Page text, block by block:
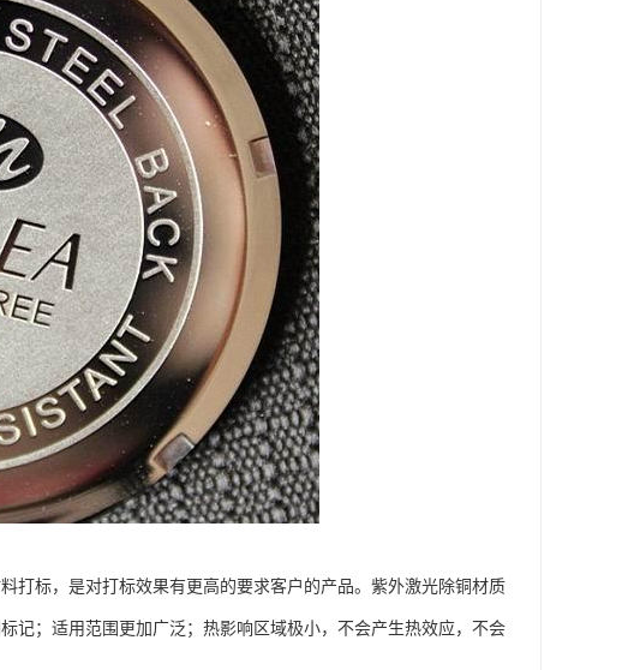
打标，是对打标效果有更高的要求客户的产品。紫外激光除铜材质
记；适用范围更加广泛；热影响区域极小，不会产生热效应，不会